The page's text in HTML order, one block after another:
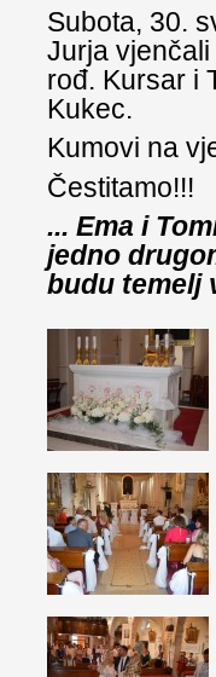
Subota, 30.
Jurja
rođ. Kursar i
Kukec.
Kumovi na
Čestitamo!!!
... Ema i
jedno
budu temelj